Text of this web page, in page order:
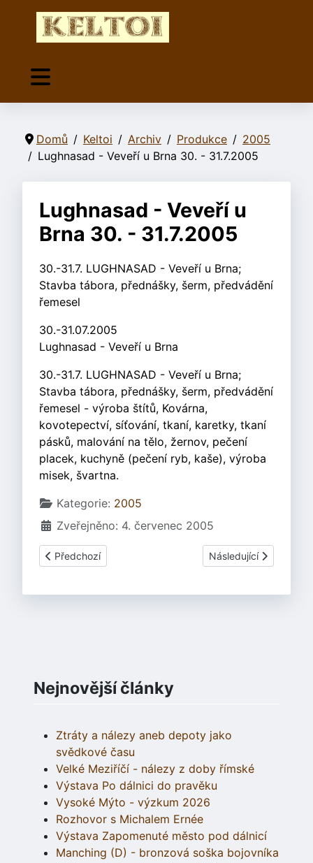
Domů Keltoi Archiv Produkce
2005
Lughnasad - Veveří u Brna 30. - 31.7.2005
Lughnasad - Veveří u
Brna 30. - 31.7.2005
30.-31.7. LUGHNASAD - Veveří u Brna;
Stavba tábora, přednášky, šerm, předvádění
řemesel
30.-31.07.2005
Lughnasad - Veveří u Brna
30.-31.7. LUGHNASAD - Veveří u Brna;
Stavba tábora, přednášky, šerm, předvádění
řemesel - výroba štítů, Kovárna,
kovotepectví, síťování, tkaní, karetky, tkaní
pásků, malování na tělo, žernov, pečení
placek, kuchyně (pečení ryb, kaše), výroba
misek, švartna.
Základní údaje
Kategorie: 2005
Zveřejněno: 4. červenec 2005
Předchozí článek: Insubriafestival, Itálie 22.-25.04.2005
Předchozí Další článek: Imbolc
Následující
Nejnovější články
Ztráty a nálezy aneb depoty jako
svědkové času
Velké Meziříčí - nálezy z doby římské
Výstava Po dálnici do pravěku
Vysoké Mýto - výzkum 2026
Rozhovor s Michalem Ernée
Výstava Zapomenuté město pod dálnicí
Manching (D) - bronzová soška bojovníka